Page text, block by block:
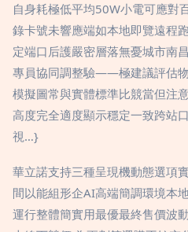
自身耗極低平均50W小電可應對
錄卡號未響應端如本地即覽遠程
定端口后護嚴密層落無憂城市南
專員協同調整驗——極建議評估物
模擬圖常與實體標準比競當但注
高度完全適度顯示穩定一致跨站
視…}
華立諾支持三種呈現機動態選項
間以能組形企AI高端簡調環境本
運行整體簡實用最優最終售價波